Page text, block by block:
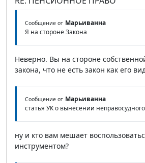
Сообщение от Марьиванна
Я на стороне Закона
Неверно. Вы на стороне
закона, что не есть закон как его
Сообщение от Марьиванна
статья УК о вынесении
ну и кто вам мешает
инструментом?